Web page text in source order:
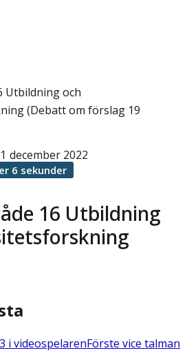
Utbildning och
(Debatt om förslag 19
16 Utbildning
december 2022
6 sekunder
i videospelarenFörste vice talman